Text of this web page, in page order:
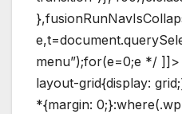
menu”);for(e=0;e */
layout-grid{display:
*{margin: